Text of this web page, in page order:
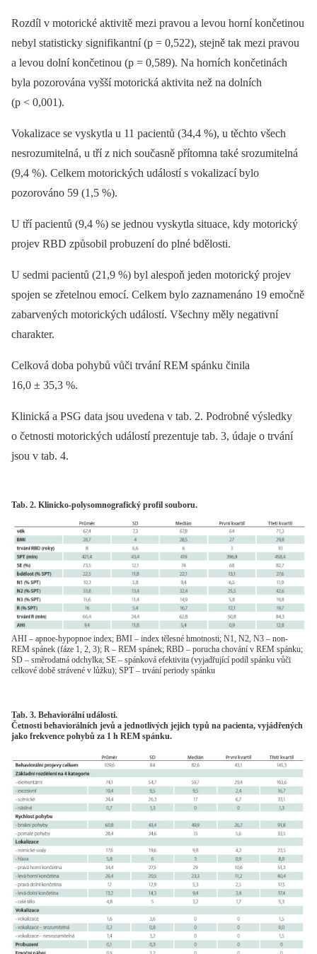
Rozdíl v motorické aktivitě mezi pravou a levou horní končetinou
nebyl statisticky signifikantní (p = 0,522), stejně tak mezi pravou
a levou dolní končetinou (p = 0,589). Na horních končetinách
byla pozorována vyšší motorická aktivita než na dolních
(p < 0,001).
Vokalizace se vyskytla u 11 pa­cientů (34,4 %), u těchto všech
nesrozumitelná, u tří z nich současně přítomna také srozumitelná
(9,4 %). Celkem motorických událostí s vokalizací bylo
pozorováno 59 (1,5 %).
U tří pa­cientů (9,4 %) se jednou vyskytla situace, kdy motorický
projev RBD způsobil probuzení do plné bdělosti.
U sedmi pa­cientů (21,9 %) byl alespoň jeden motorický projev
spojen se zřetelnou emocí. Celkem bylo zaznamenáno 19 emočně
zabarvených motorických událostí. Všechny měly negativní
charakter.
Celková doba pohybů vůči trvání REM spánku činila
16,0 ± 35,3 %.
Klinická a PSG data jsou uvedena v tab. 2. Podrobné výsledky
o četnosti motorických událostí prezentuje tab. 3, údaje o trvání
jsou v tab. 4.
Tab. 2. Klinicko-polysomnografický profil souboru.
AHI – apnoe-hypopnoe index; BMI – index tělesné hmotnosti; N1, N2, N3 – non-
REM spánek (fáze 1, 2, 3); R – REM spánek; RBD – porucha chování v REM spánku;
SD – směrodatná odchylka; SE – spánková efektivita (vyjadřující podíl spánku vůči
celkové době strávené v lůžku); SPT – trvání periody spánku
Tab. 3. Behaviorální události.
Četnosti behaviorálních jevů a jednotlivých jejich typů na pacienta, vyjádřených
jako frekvence pohybů za 1 h REM spánku.